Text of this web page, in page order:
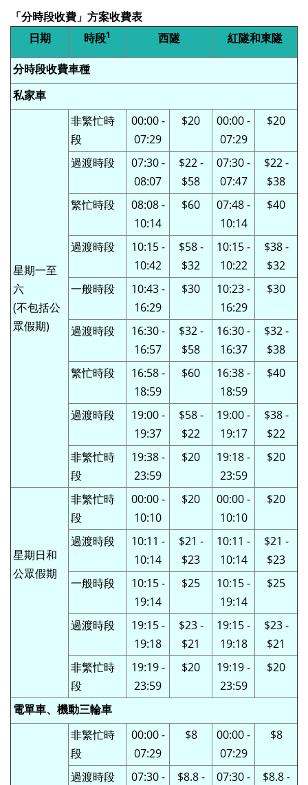
「分時段收費」方案收費表
日期
時段1 西隧 紅隧和東隧
分時段收費車種
私家車
星期一至
六
(不包括公
眾假期)
非繁忙時
段
00:00 -
07:29
$20
00:00 -
07:29
$20
過渡時段
07:30 -
08:07
$22 -
$58
07:30 -
07:47
$22 -
$38
繁忙時段
08:08 -
10:14
$60
07:48 -
10:14
$40
過渡時段
10:15 -
10:42
$58 -
$32
10:15 -
10:22
$38 -
$32
一般時段
10:43 -
16:29
$30
10:23 -
16:29
$30
過渡時段
16:30 -
16:57
$32 -
$58
16:30 -
16:37
$32 -
$38
繁忙時段
16:58 -
18:59
$60
16:38 -
18:59
$40
過渡時段
19:00 -
19:37
$58 -
$22
19:00 -
19:17
$38 -
$22
非繁忙時
段
19:38 -
23:59
$20
19:18 -
23:59
$20
星期日和
公眾假期
非繁忙時
段
00:00 -
10:10
$20
00:00 -
10:10
$20
過渡時段
10:11 -
10:14
$21 -
$23
10:11 -
10:14
$21 -
$23
一般時段
10:15 -
19:14
$25
10:15 -
19:14
$25
過渡時段
19:15 -
19:18
$23 -
$21
19:15 -
19:18
$23 -
$21
非繁忙時
段
19:19 -
23:59
$20
19:19 -
23:59
$20
電單車、機動三輪車
非繁忙時
段
00:00 -
07:29
$8
00:00 -
07:29
$8
過渡時段
07:30 -
$8.8 -
07:30 -
$8.8 -